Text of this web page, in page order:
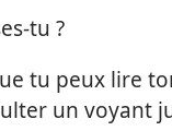
tu ?
tu peux lire
un voyant